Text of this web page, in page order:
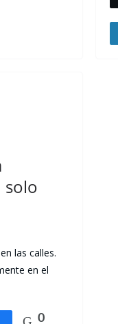
solo
las calles.
en el
Share 0